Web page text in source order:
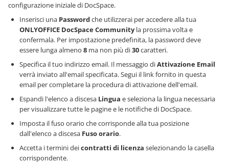
configurazione iniziale di DocSpace.
Inserisci una Passwordche utilizzerai per accedere alla tua
ONLYOFFICE DocSpace Communityla prossima volta e
confermala. Per impostazione predefinita, la password deve
essere lunga almeno 8 ma non più di30caratteri.
Specifica il tuo indirizzo email. Il messaggio diAttivazione Email
verrà inviato all'email specificata. Segui il link fornito in questa
email per completare la procedura di attivazione dell'email.
Espandi l'elenco a discesa Lingua e seleziona la lingua necessaria
per visualizzare tutte le pagine e le notifiche di DocSpace.
Imposta il fuso orario che corrisponde alla tua posizione
dall'elenco a discesa Fuso orario.
Accetta i termini deicontratti di licenza selezionando la casella
corrispondente.